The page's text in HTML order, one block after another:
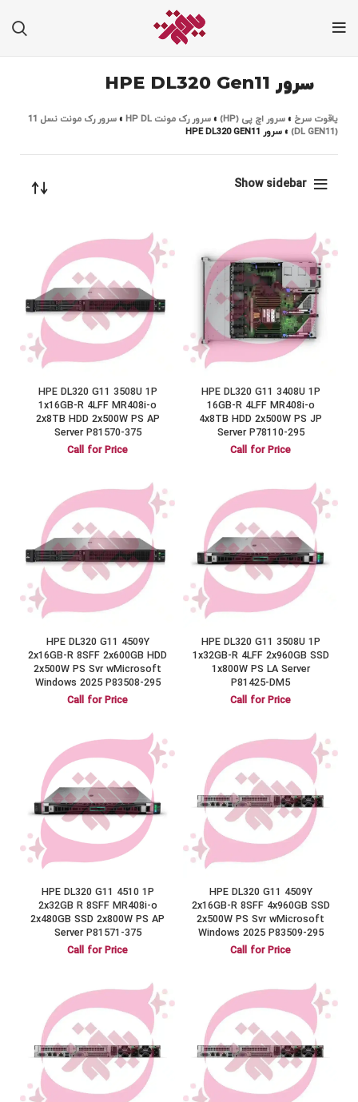
سرور HPE DL320 Gen11
یاقوت سرخ »سرور اچ پی (HP) »سرور رک مونت HP DL »
سرور رک مونت نسل 11
(DL GEN11)
»سرور HPE DL320 GEN11
Show sidebar
HPE DL320 G11 3408U 1P
16GB-R 4LFF MR408i-o
4x8TB HDD 2x500W PS JP
Server P78110-295
Call for Price
HPE DL320 G11 3508U 1P
1x16GB-R 4LFF MR408i-o
2x8TB HDD 2x500W PS AP
Server P81570-375
Call for Price
HPE DL320 G11 3508U 1P
1x32GB-R 4LFF 2x960GB SSD
1x800W PS LA Server
P81425-DM5
Call for Price
HPE DL320 G11 4509Y
2x16GB-R 8SFF 2x600GB HDD
2x500W PS Svr wMicrosoft
Windows 2025 P83508-295
Call for Price
HPE DL320 G11 4509Y
2x16GB-R 8SFF 4x960GB SSD
2x500W PS Svr wMicrosoft
Windows 2025 P83509-295
Call for Price
HPE DL320 G11 4510 1P
2x32GB R 8SFF MR408i-o
2x480GB SSD 2x800W PS AP
Server P81571-375
Call for Price